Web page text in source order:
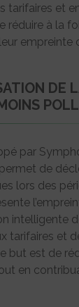
tarifaires et
réduire à la
empreinte
DE
par
de
lors des
intelligente
tarifaires et
but est de
en